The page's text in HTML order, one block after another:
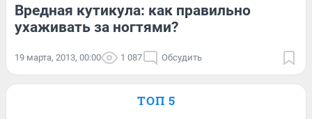
Вредная кутикула: как правильно
ухаживать за ногтями?
19 марта, 2013, 00:00 1 087 Обсудить
ТОП 5